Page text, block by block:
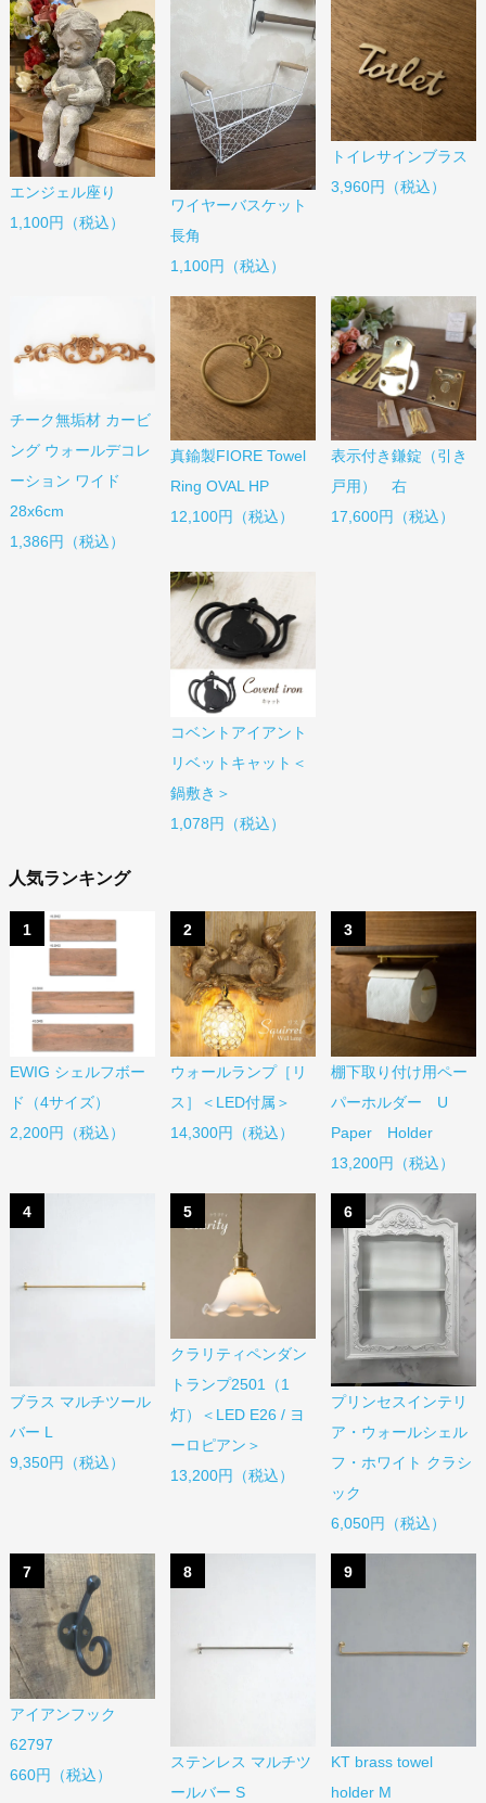
エンジェル座り
1,100円（税込）
ワイヤーバスケット
長角
1,100円（税込）
トイレサインブラス
3,960円（税込）
チーク無垢材 カービ
ング ウォールデコレ
ーション ワイド
28x6cm
1,386円（税込）
真鍮製FIORE Towel
Ring OVAL HP
12,100円（税込）
表示付き鎌錠（引き
戸用） 右
17,600円（税込）
コベントアイアント
リベットキャット＜
鍋敷き＞
1,078円（税込）
人気ランキング
1
EWIG シェルフボー
ド（4サイズ）
2,200円（税込）
2
ウォールランプ［リ
ス］＜LED付属＞
14,300円（税込）
3
棚下取り付け用ペー
パーホルダー U
Paper Holder
13,200円（税込）
4
ブラス マルチツール
バー L
9,350円（税込）
5
クラリティペンダン
トランプ2501（1
灯）＜LED E26 / ヨ
ーロピアン＞
13,200円（税込）
6
プリンセスインテリ
ア・ウォールシェル
フ・ホワイト クラシ
ック
6,050円（税込）
7
アイアンフック
62797
660円（税込）
8
ステンレス マルチツ
ールバー S
9
KT brass towel
holder M